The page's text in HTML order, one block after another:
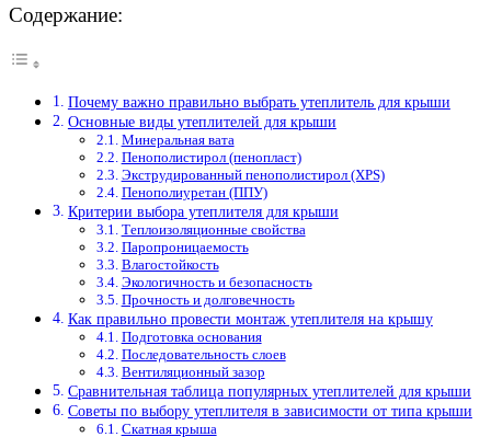
Содержание:
Почему важно правильно выбрать утеплитель для крыши
Основные виды утеплителей для крыши
Минеральная вата
Пенополистирол (пенопласт)
Экструдированный пенополистирол (XPS)
Пенополиуретан (ППУ)
Критерии выбора утеплителя для крыши
Теплоизоляционные свойства
Паропроницаемость
Влагостойкость
Экологичность и безопасность
Прочность и долговечность
Как правильно провести монтаж утеплителя на крышу
Подготовка основания
Последовательность слоев
Вентиляционный зазор
Сравнительная таблица популярных утеплителей для крыши
Советы по выбору утеплителя в зависимости от типа крыши
Скатная крыша